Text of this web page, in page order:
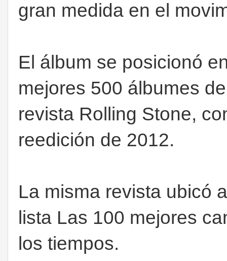
gran medida en el
El álbum se posicionó
mejores 500 álbumes
revista Rolling Stone,
reedición de 2012.
La misma revista ubicó
lista Las 100 mejores
los tiempos.